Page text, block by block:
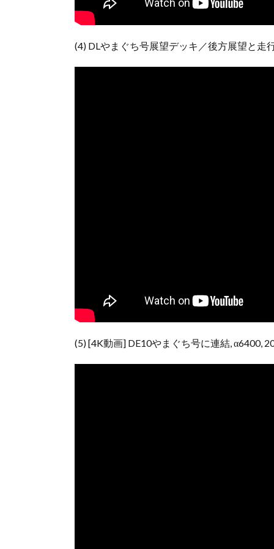
(4) DLやまぐち号展望デッキ／後方展望と走
(5) [4K動画] DE10やまぐち号に連結, α6400,